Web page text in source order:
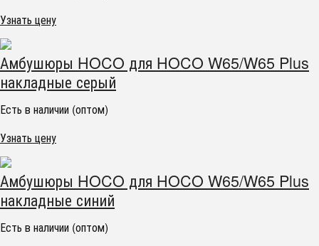
Узнать цену
Амбушюры HOCO для HOCO W65/W65 Plus
накладные серый
Есть в наличии (оптом)
Узнать цену
Амбушюры HOCO для HOCO W65/W65 Plus
накладные синий
Есть в наличии (оптом)